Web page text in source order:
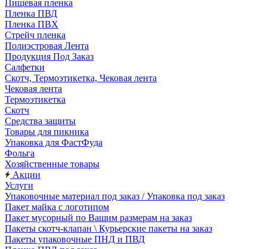
Пищевая пленка
Пленка ПВД
Пленка ПВХ
Стрейч пленка
Полиэстровая Лента
Продукция Под Заказ
Салфетки
Скотч, Термоэтикетка, Чековая лента
Чековая лента
Термоэтикетка
Скотч
Средства защиты
Товары для пикника
Упаковка для ФастФуда
Фольга
Хозяйственные товары
Акции
Услуги
Упаковочные материал под заказ / Упаковка под заказ
Пакет майка с логотипом
Пакет мусорный по Вашим размерам на заказ
Пакеты скотч-клапан \ Курьерские пакеты на заказ
Пакеты упаковочные ПНД и ПВД